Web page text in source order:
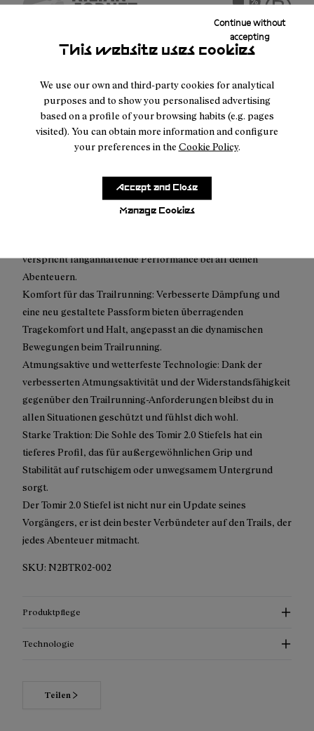
This website uses cookies
We use our own and third-party cookies for analytical
purposes and to show you personalised advertising
based on a profile of your browsing habits (e.g. pages
visited). You can obtain more information and configure
your preferences in the Cookie Policy.
Manage Cookies
Continue without
accepting
Accept and Close
Beschreibung
Der Tomir 2.0 Stiefel ist dein bester Verbündeter bei Outdoor-
Abenteuern. Spüre den Knöchelhalt bei jeder Outdoor-
Aktivität, in allen Schwierigkeitsgraden.
Der Tomir-Stiefel hilft dir bei technisch anspruchsvollen
Gelände und kombiniert unser bewährtes Design mit
fortschrittlichen Funktionen. Robuste Langlebigkeit: Der mit
verspricht langanhaltende Performance bei all deinen
Abenteuern.
Komfort für das Trailrunning: Verbesserte Dämpfung und
eine neu gestaltete Passform bieten überragenden
Tragekomfort und Halt, angepasst an die dynamischen
Bewegungen beim Trailrunning.
Atmungsaktive und wetterfeste Technologie: Dank der
verbesserten Atmungsaktivität und der Widerstandsfähigkeit
gegenüber den Trailrunning-Anforderungen bleibst du in
allen Situationen geschützt und fühlst dich wohl.
Starke Traktion: Die Sohle des Tomir 2.0 Stiefels hat ein
tieferes Profil, das für außergewöhnlichen Grip und
Stabilität auf rutschigem oder unwegsamem Untergrund
sorgt.
Der Tomir 2.0 Stiefel ist nicht nur ein Update seines
Vorgängers, er ist dein bester Verbündeter auf den Trails, der
jedes Abenteuer mitmacht.
SKU: N2BTR02-002
Produktpflege
Technologie
Teilen